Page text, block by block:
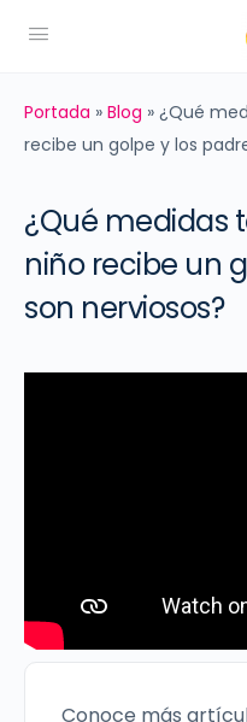
Portada » Blog » ¿Qué
recibe un golpe y los
¿Qué medidas
niño recibe un
son nerviosos?
Conoce más